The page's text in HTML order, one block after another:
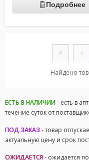
Подробнее
Найдено
ЕСТЬ В НАЛИЧИИ- есть в
течение суток от
ПОД ЗАКАЗ - товар
актуальную цену и срок
ОЖИДАЕТСЯ- ожидается